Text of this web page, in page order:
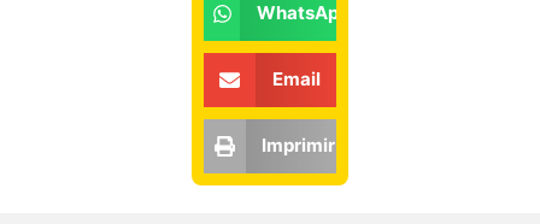
WhatsApp
Email
Imprimir